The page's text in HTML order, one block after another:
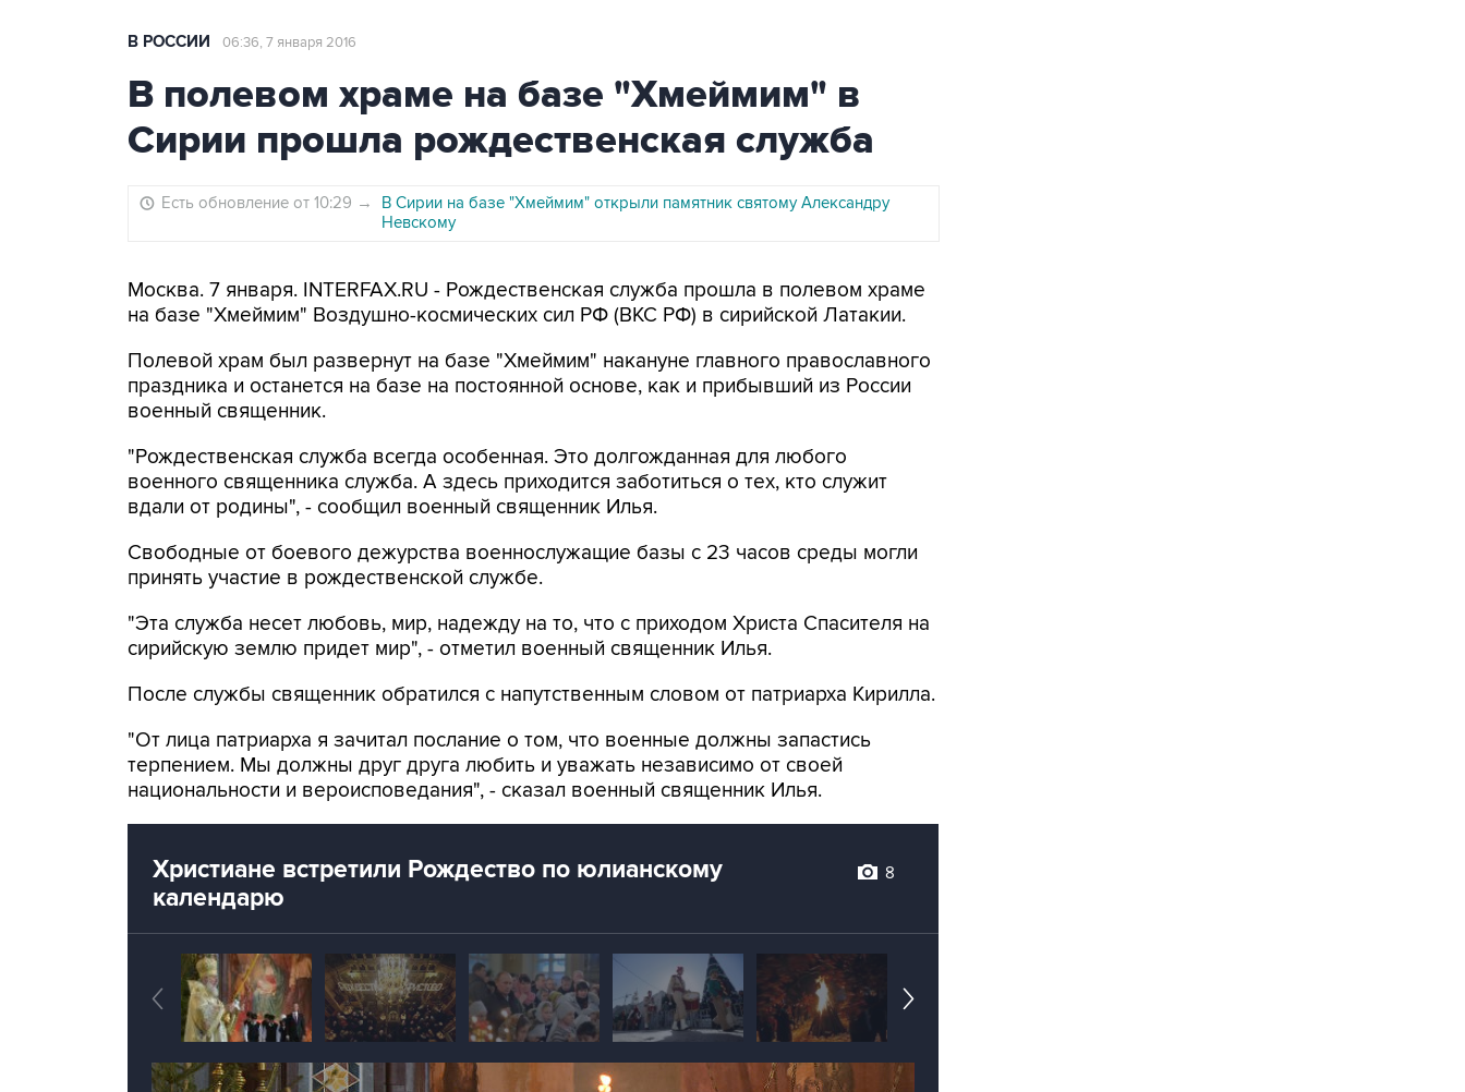
В РОССИИ 06:36, 7 января 2016
В полевом храме на базе "Хмеймим" в
Сирии прошла рождественская служба
Есть обновление от 10:29 →
В Сирии на базе "Хмеймим" открыли памятник святому Александру
Невскому
Москва. 7 января. INTERFAX.RU - Рождественская служба прошла в полевом храме
на базе "Хмеймим" Воздушно-космических сил РФ (ВКС РФ) в сирийской Латакии.
Полевой храм был развернут на базе "Хмеймим" накануне главного православного
праздника и останется на базе на постоянной основе, как и прибывший из России
военный священник.
"Рождественская служба всегда особенная. Это долгожданная для любого
военного священника служба. А здесь приходится заботиться о тех, кто служит
вдали от родины", - сообщил военный священник Илья.
Свободные от боевого дежурства военнослужащие базы с 23 часов среды могли
принять участие в рождественской службе.
"Эта служба несет любовь, мир, надежду на то, что с приходом Христа Спасителя на
сирийскую землю придет мир", - отметил военный священник Илья.
После службы священник обратился с напутственным словом от патриарха Кирилла.
"От лица патриарха я зачитал послание о том, что военные должны запастись
терпением. Мы должны друг друга любить и уважать независимо от своей
национальности и вероисповедания", - сказал военный священник Илья.
Христиане встретили Рождество по юлианскому
календарю
8